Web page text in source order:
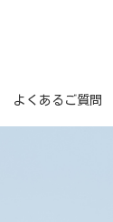
よくあるご質問